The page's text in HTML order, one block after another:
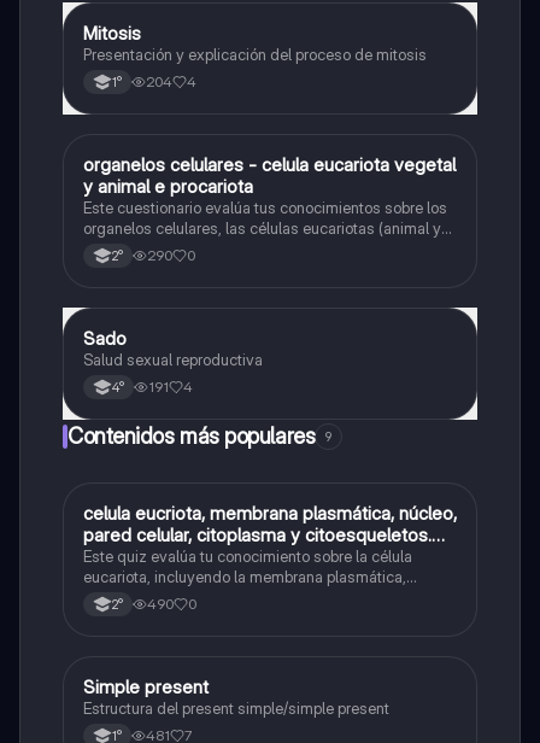
Biología
Mitosis
Presentación y explicación del proceso de mitosis
1° 204 4
OBiología
organelos celulares - celula eucariota vegetal
y animal e procariota
Este cuestionario evalúa tus conocimientos sobre los
organelos celulares, las células eucariotas (animal y
vegetal) y las células procariotas.
2° 290 0
Biología
Sado
Salud sexual reproductiva
4° 191 4
Contenidos más populares 9
CBiología
celula eucriota, membrana plasmática, núcleo,
pared celular, citoplasma y citoesqueletos.
nombre se las partes de la celula eucariota
Este quiz evalúa tu conocimiento sobre la célula
eucariota, incluyendo la membrana plasmática,
núcleo, pared celular, citoplasma y citoesqueleto.
2° 490 0
Inglés
Simple present
Estructura del present simple/simple present
1° 481 7